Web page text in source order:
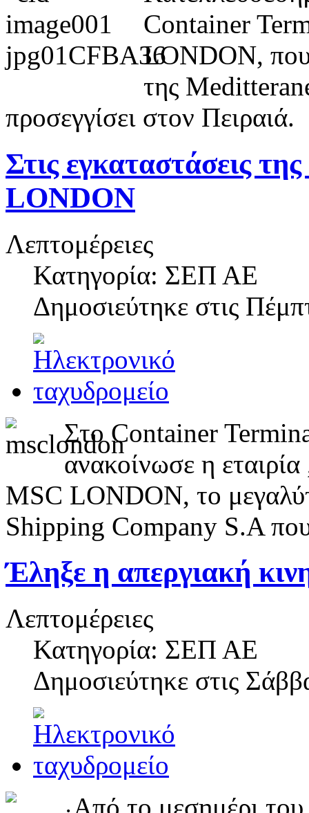
Container
LONDON, που
της
προσεγγίσει στον Πειραιά.
Στις εγκαταστάσεις
LONDON
Λεπτομέρειες
Κατηγορία: ΣΕΠ ΑΕ
Δημοσιεύτηκε στις
Στο Container
ανακοίνωσε η
MSC LONDON, το
Shipping Company S.A που
Έληξε η απεργιακή
Λεπτομέρειες
Κατηγορία: ΣΕΠ ΑΕ
Δημοσιεύτηκε στις